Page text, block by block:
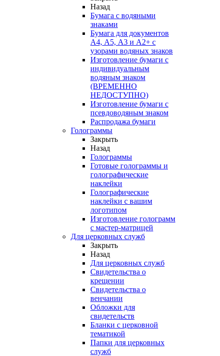
Назад
Бумага с водяными
знаками
Бумага для документов
А4, А5, А3 и А2+ с
узорами водяных знаков
Изготовление бумаги с
индивидуальным
водяным знаком
(ВРЕМЕННО
НЕДОСТУПНО)
Изготовление бумаги с
псевдоводяным знаком
Распродажа бумаги
Голограммы
Закрыть
Назад
Голограммы
Готовые голограммы и
голографические
наклейки
Голографические
наклейки с вашим
логотипом
Изготовление голограмм
с мастер-матрицей
Для церковных служб
Закрыть
Назад
Для церковных служб
Свидетельства о
крещении
Свидетельства о
венчании
Обложки для
свидетельств
Бланки с церковной
тематикой
Папки для церковных
служб